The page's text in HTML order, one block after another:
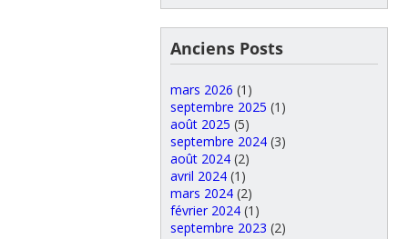
Anciens Posts
mars 2026 (1)
septembre 2025 (1)
août 2025 (5)
septembre 2024(3)
août 2024(2)
avril 2024(1)
mars 2024(2)
février 2024(1)
septembre 2023 (2)